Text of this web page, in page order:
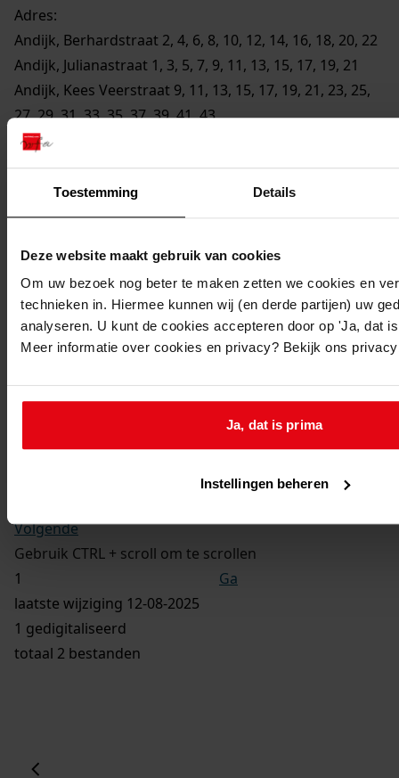
Toestemming Details
Deze website maakt gebruik van cookies
Om uw bezoek nog beter te maken zetten we cookies en
technieken in. Hiermee kunnen wij (en derde partijen) uw
analyseren. U kunt de cookies accepteren door op 'Ja, dat
Meer informatie over cookies en privacy? Bekijk ons
Ja, dat is prima
Instellingen beheren
Adres:
Andijk, Berhardstraat 2, 4, 6, 8, 10, 12, 14, 16, 18, 20, 22
Andijk, Julianastraat 1, 3, 5, 7, 9, 11, 13, 15, 17, 19, 21
Andijk, Kees Veerstraat 9, 11, 13, 15, 17, 19, 21, 23, 25,
27, 29, 31, 33, 35, 37, 39, 41, 43
Andijk, Sorghvlietlaan 21, 23, 25, 27, 29, 31
Perceel:
Andijk, sectie D 2949
Gemeente:
Andijk
Architect:
J.R. Zeeman
NB:
Wederopbouwwet
Bouw van 46 woningwetwoningen, 1964
Volgende
Gebruik CTRL + scroll om te scrollen
Ga
laatste wijziging 12-08-2025
1 gedigitaliseerd
totaal 2 bestanden